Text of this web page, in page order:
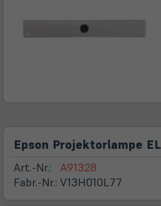
Epson Projektorlampe
Art.-Nr.:
Fabr.-Nr.:
A91328
V13H010L77